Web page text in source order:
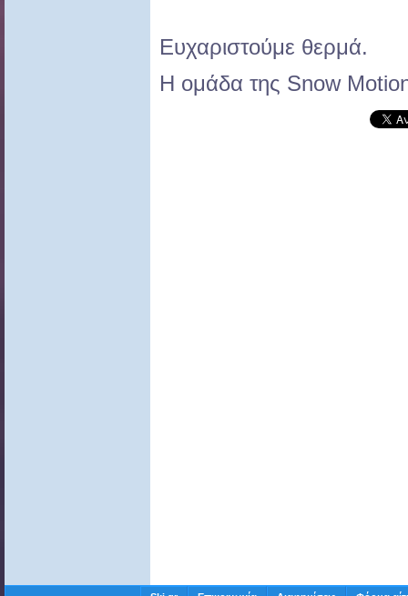
Ευχαριστούμε θερμά.
Η ομάδα της Snow